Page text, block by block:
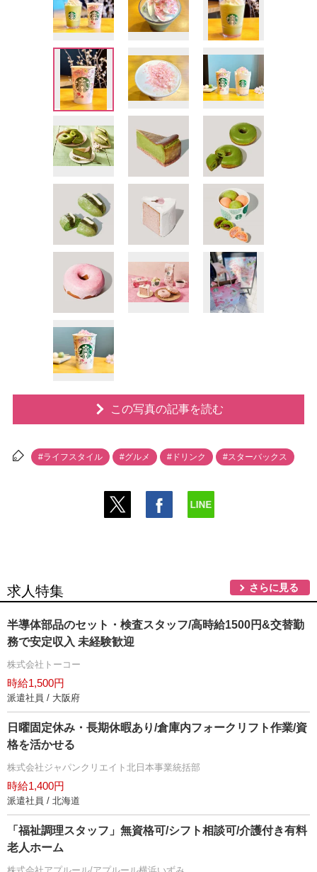
この写真の記事を読む
#ライフスタイル #グルメ #ドリンク #スターバックス
求人特集 さらに見る
半導体部品のセット・検査スタッフ/高時給1500円&交替勤
務で安定収入 未経験歓迎
株式会社トーコー
時給1,500円
派遣社員 / 大阪府
日曜固定休み・長期休暇あり/倉庫内フォークリフト作業/資
格を活かせる
株式会社ジャパンクリエイト北日本事業統括部
時給1,400円
派遣社員 / 北海道
「福祉調理スタッフ」無資格可/シフト相談可/介護付き有料
老人ホーム